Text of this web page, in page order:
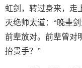
虹剑，转过身来，走
灭绝师太道：“晚辈
前辈放对。前辈曾对
抬贵手？”